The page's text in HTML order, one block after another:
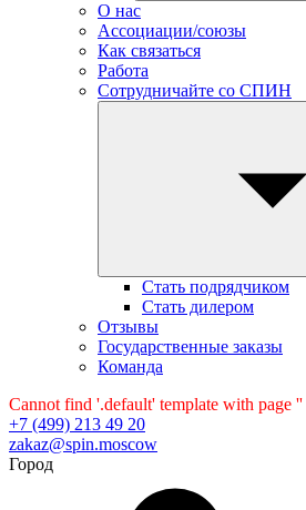
О нас
Ассоциации/союзы
Как связаться
Работа
Сотрудничайте со СПИН
Стать подрядчиком
Стать дилером
Отзывы
Государственные заказы
Команда
Cannot find '.default' template with page ''
+7 (499) 213 49 20
zakaz@spin.moscow
Город